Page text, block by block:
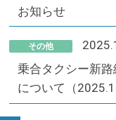
お知らせ
その他
乗合タクシー新
について（